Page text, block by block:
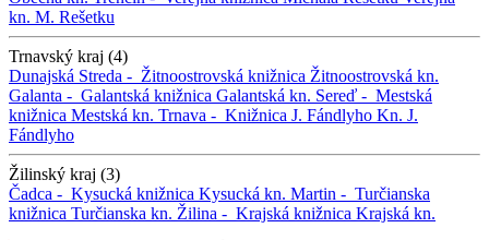
kn. M. Rešetku
Trnavský kraj (4)
Dunajská Streda - Žitnoostrovská knižnica Žitnoostrovská kn.
Galanta - Galantská knižnica Galantská kn. Sereď - Mestská
knižnica Mestská kn. Trnava - Knižnica J. Fándlyho Kn. J.
Fándlyho
Žilinský kraj (3)
Čadca - Kysucká knižnica Kysucká kn. Martin - Turčianska
knižnica Turčianska kn. Žilina - Krajská knižnica Krajská kn.